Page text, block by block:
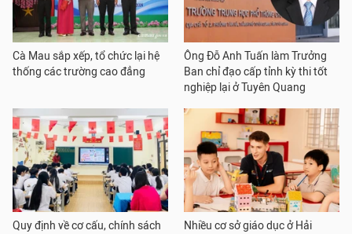
Cà Mau sắp xếp, tổ chức lại hệ
thống các trường cao đẳng
Ông Đỗ Anh Tuấn làm Trưởng
Ban chỉ đạo cấp tỉnh kỳ thi tốt
nghiệp lại ở Tuyên Quang
Quy định về cơ cấu, chính sách
Nhiều cơ sở giáo dục ở Hải